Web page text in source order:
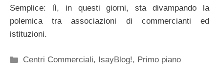
Semplice: lì, in questi giorni, sta divampando la
polemica tra associazioni di commercianti ed
istituzioni.
Categorie
Centri Commerciali, IsayBlog!, Primo piano